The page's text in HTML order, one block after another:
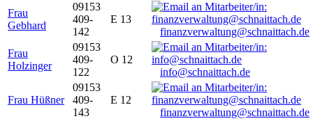
Frau
Gebhard
09153
409-
142
E 13
finanzverwaltung@schnaittach.de
Frau
Holzinger
09153
409-
122
O 12
info@schnaittach.de
Frau Hüßner
09153
409-
143
E 12
finanzverwaltung@schnaittach.de